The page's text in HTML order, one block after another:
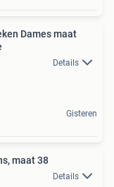
Dames maat
Details
Gisteren
maat 38
Details